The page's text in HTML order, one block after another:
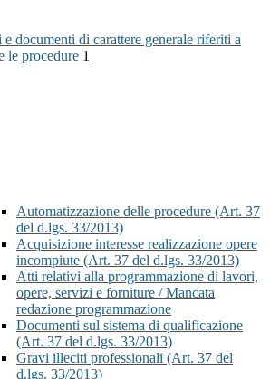
e documenti di carattere generale riferiti a
le procedure 1
Automatizzazione delle procedure (Art. 37
del d.lgs. 33/2013)
Acquisizione interesse realizzazione opere
incompiute (Art. 37 del d.lgs. 33/2013)
Atti relativi alla programmazione di lavori,
opere, servizi e forniture / Mancata
redazione programmazione
Documenti sul sistema di qualificazione
(Art. 37 del d.lgs. 33/2013)
Gravi illeciti professionali (Art. 37 del
d.lgs. 33/2013)